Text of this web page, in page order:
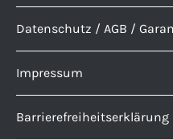
Datenschutz / AGB /
Impressum
Barrierefreiheitserklärung